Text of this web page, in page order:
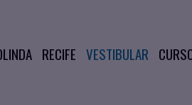
RECIFE VESTIBULAR